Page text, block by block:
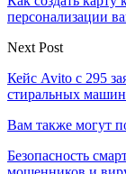
персонализации
Next Post
Кейс Avito с 295
стиральных
Вам также могут
Безопасность